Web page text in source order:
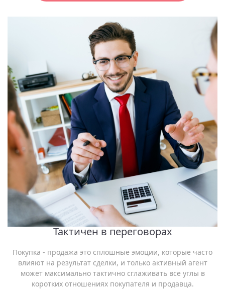
Тактичен в переговорах
Покупка - продажа это сплошные эмоции, которые часто
влияют на результат сделки, и только активный агент
может максимально тактично сглаживать все углы в
коротких отношениях покупателя и продавца.